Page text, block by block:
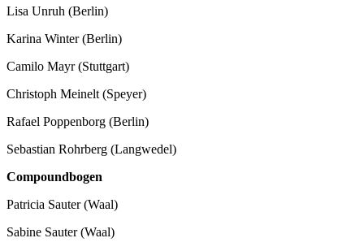
Lisa Unruh (Berlin)
Karina Winter (Berlin)
Camilo Mayr (Stuttgart)
Christoph Meinelt (Speyer)
Rafael Poppenborg (Berlin)
Sebastian Rohrberg (Langwedel)
Compoundbogen
Patricia Sauter (Waal)
Sabine Sauter (Waal)